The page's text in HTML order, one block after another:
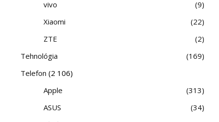
vivo
9
Xiaomi
22
ZTE
2
Tehnológia
169
Telefon (2 106)
Apple
313
ASUS
34